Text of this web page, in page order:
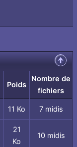
Poids
Nombre de
fichiers
11 Ko 7 midis
21
Ko
10 midis